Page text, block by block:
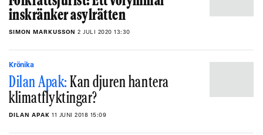
inskränker asylrätten
SIMON MARKUSSON 2 JULI 2020 13:30
Krönika
Dilan Apak:Kan djuren hantera
klimatflyktingar?
DILAN APAK 11 JUNI 2018 15:09